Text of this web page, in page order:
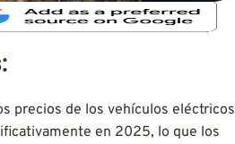
precios de los vehículos eléctricos
en 2025, lo que los